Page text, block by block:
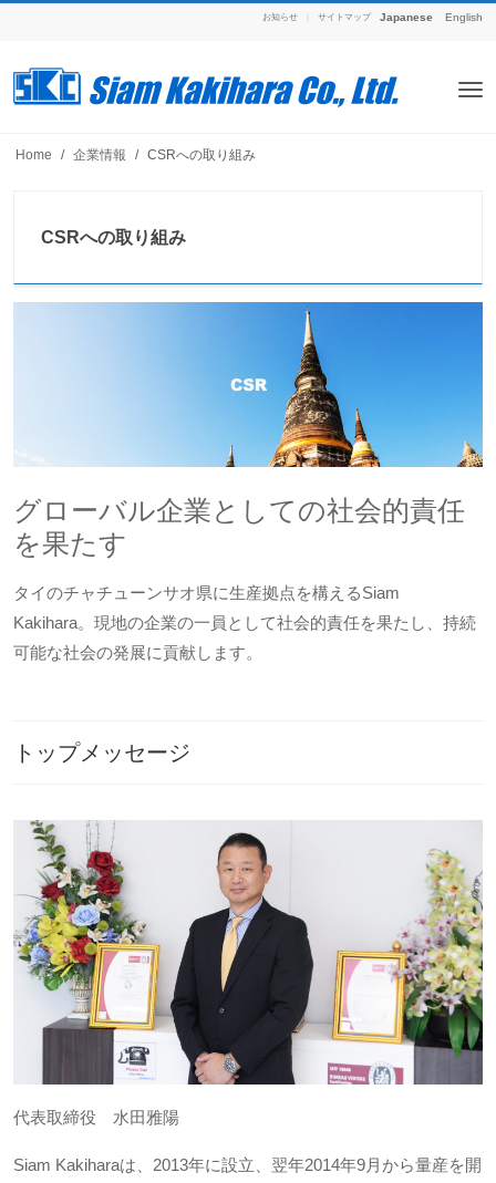
Japanese English
お知らせ サイトマップ
Home 企業情報 CSRへの取り組み
CSRへの取り組み
グローバル企業としての社会的責任
を果たす
タイのチャチューンサオ県に生産拠点を構えるSiam
Kakihara。現地の企業の一員として社会的責任を果たし、持続
可能な社会の発展に貢献します。
トップメッセージ
代表取締役 水田雅陽
Siam Kakiharaは、2013年に設立、翌年2014年9月から量産を開